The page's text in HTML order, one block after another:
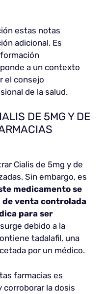
estas notas
adicional. Es
a un contexto
el consejo
de la salud.
DE 5MG Y DE
Cialis de 5mg y de
Sin embargo, es
medicamento se
venta controlada
para ser
debido a la
tadalafil, una
por un médico.
farmacias es
corroborar la dosis